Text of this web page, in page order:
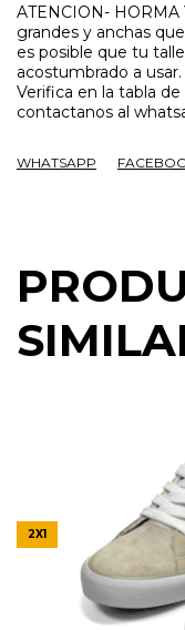
ATENCION- HORMA
grandes y anchas
es posible que tu
acostumbrado a usar.
Verifica en la tabla
contactanos al
WHATSAPP
2X1